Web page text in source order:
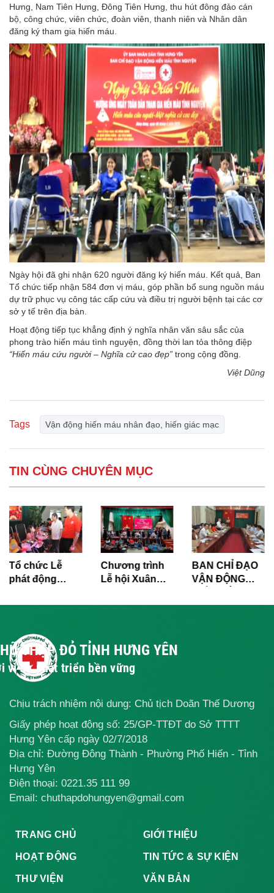
Hưng, Nam Tiên Hưng, Đông Tiên Hưng, thu hút đông đảo cán
bộ, công chức, viên chức, đoàn viên, thanh niên và Nhân dân
đăng ký tham gia hiến máu.
Ngày hội đã ghi nhận 620 người đăng ký hiến máu. Kết quả, Ban
Tổ chức tiếp nhận 584 đơn vị máu, góp phần bổ sung nguồn máu
dự trữ phục vụ công tác cấp cứu và điều trị người bệnh tại các cơ
sở y tế trên địa bàn.
Hoạt động tiếp tục khẳng định ý nghĩa nhân văn sâu sắc của
phong trào hiến máu tình nguyện, đồng thời lan tỏa thông điệp
“Hiến máu cứu người – Nghĩa cử cao đẹp” trong cộng đồng.
Việt Dũng
Tags Vận động hiến máu nhân đạo, hiến giác mạc
TIN CÙNG CHUYÊN MỤC
Tổ chức Lễ
phát động
“Ngày toàn dân
nguyện 7/4”
Chương trình
Lễ hội Xuân
BAN CHỈ ĐẠO
VẬN ĐỘNG
TÌNH NGUYỆN
THẬP ĐỎ TỈNH HƯNG YÊN
vì sự phát triển bền vững
Chịu trách nhiệm nội dung: Chủ tịch Doãn Thế Dương
Giấy phép hoạt động số: 25/GP-TTĐT do Sở TTTT
Hưng Yên cấp ngày 02/7/2018
Địa chỉ: Đường Đông Thành - Phường Phố Hiến - Tỉnh
Hưng Yên
Điện thoại: 0221.35 111 99
Email: chuthapdohungyen@gmail.com
TRANG CHỦ GIỚI THIỆU
HOẠT ĐỘNG TIN TỨC & SỰ KIỆN
THƯ VIỆN VĂN BẢN